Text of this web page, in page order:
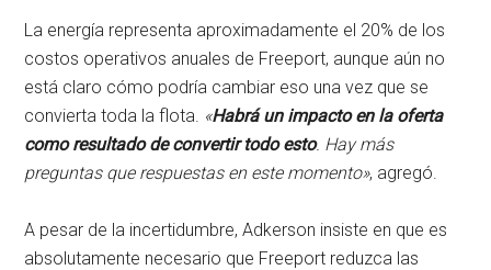
La energía representa aproximadamente el 20% de los
costos operativos anuales de Freeport, aunque aún no
está claro cómo podría cambiar eso una vez que se
convierta toda la flota. «Habrá un impacto en la oferta
como resultado de convertir todo esto. Hay más
preguntas que respuestas en este momento», agregó.
A pesar de la incertidumbre, Adkerson insiste en que es
absolutamente necesario que Freeport reduzca las